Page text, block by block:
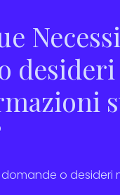
desideri
domande o desideri